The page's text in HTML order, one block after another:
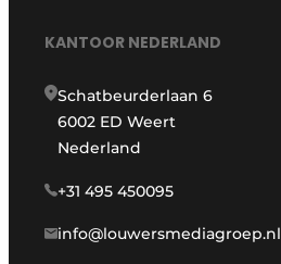
KANTOOR NEDERLAND
Schatbeurderlaan 6
6002 ED Weert
Nederland
+31 495 450095
info@louwersmediagroep.nl